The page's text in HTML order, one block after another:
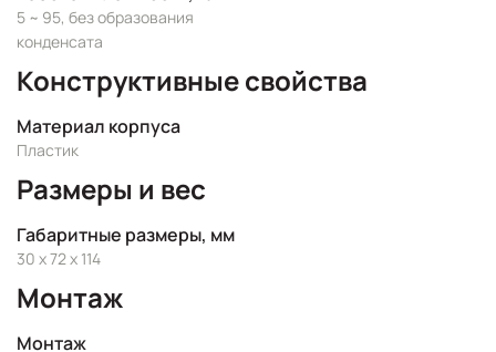
5 ~ 95, без образования
конденсата
Конструктивные свойства
Материал корпуса
Пластик
Размеры и вес
Габаритные размеры, мм
30 x 72 x 114
Монтаж
Монтаж